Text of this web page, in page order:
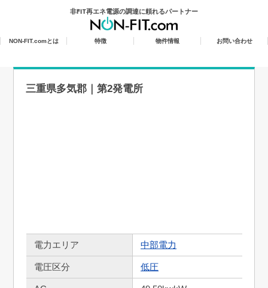
非FIT再エネ電源の調達に頼れるパートナー
NON-FIT.comとは 特徴 物件情報 お問い合わせ
三重県多気郡｜第2発電所
電力エリア 中部電力
電圧区分 低圧